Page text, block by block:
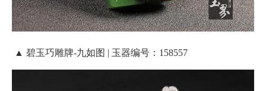
▲ 碧玉巧雕牌-九如图 | 玉器编号：158557